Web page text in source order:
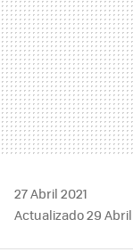
27 Abril 2021
Actualizado 29